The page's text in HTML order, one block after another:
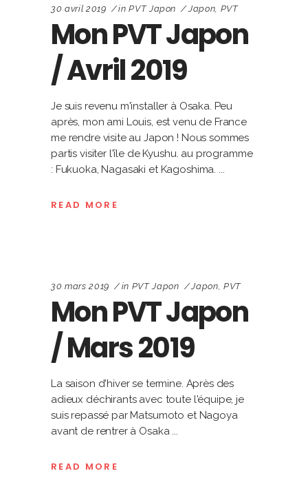
30 avril 2019 in PVT Japon Japon PVT
Mon PVT Japon
/ Avril 2019
Je suis revenu m'installer à Osaka. Peu
après, mon ami Louis, est venu de France
me rendre visite au Japon ! Nous sommes
partis visiter l'île de Kyushu. au programme
: Fukuoka, Nagasaki et Kagoshima.
READ MORE
30 mars 2019 in PVT Japon Japon, PVT
Mon PVT Japon
/ Mars 2019
La saison d'hiver se termine. Après des
adieux déchirants avec toute l'équipe, je
suis repassé par Matsumoto et Nagoya
avant de rentrer à Osaka
READ MORE